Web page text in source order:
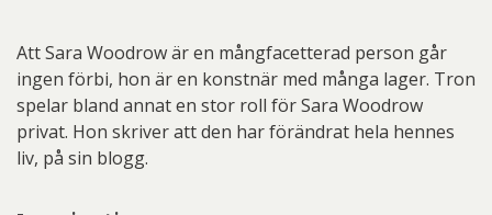
Att Sara Woodrow är en mångfacetterad person går
ingen förbi, hon är en konstnär med många lager. Tron
spelar bland annat en stor roll för Sara Woodrow
privat. Hon skriver att den har förändrat hela hennes
liv, på sin blogg.